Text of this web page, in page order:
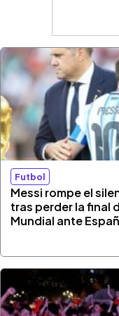
Futbol
Messi rompe el
tras perder la final
Mundial ante